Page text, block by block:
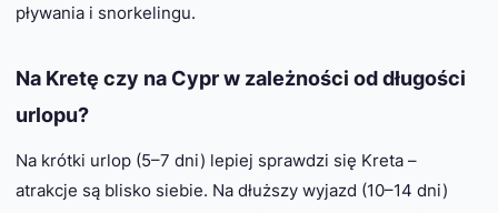
pływania i snorkelingu.
Na Kretę czy na Cypr w zależności od długości
urlopu?
Na krótki urlop (5–7 dni) lepiej sprawdzi się Kreta –
atrakcje są blisko siebie. Na dłuższy wyjazd (10–14 dni)